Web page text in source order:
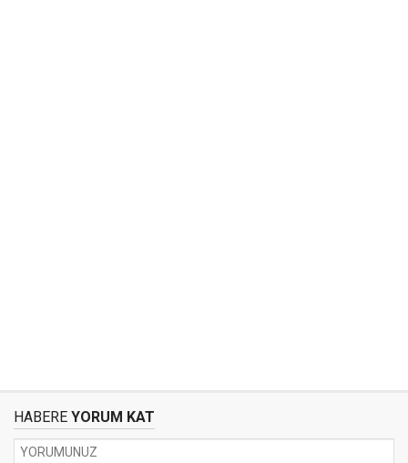
HABERE YORUM KAT